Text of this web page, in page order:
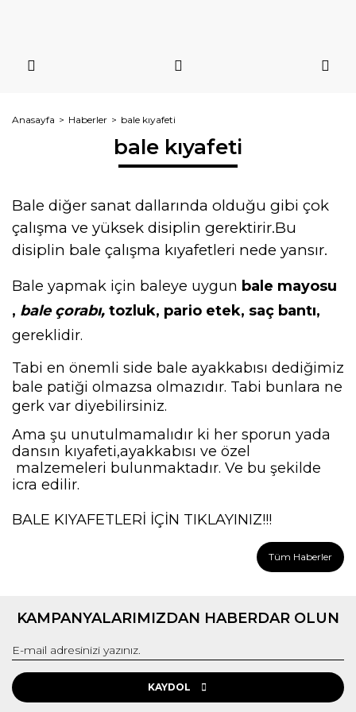
Anasayfa Haberler bale kıyafeti
bale kıyafeti
Bale diğer sanat dallarında olduğu gibi çok
çalışma ve yüksek disiplin gerektirir.Bu
disiplin bale çalışma kıyafetleri nede yansır.
Bale yapmak için baleye uygun bale mayosu
, bale çorabı, tozluk, pario etek, saç bantı,
gereklidir.
Tabi en önemli side bale ayakkabısı dediğimiz
bale patiği olmazsa olmazıdır. Tabi bunlara ne
gerk var diyebilirsiniz.
Ama şu unutulmamalıdır ki her sporun yada
dansın kıyafeti,ayakkabısı ve özel
malzemeleri bulunmaktadır. Ve bu şekilde
icra edilir.
BALE KIYAFETLERİ İÇİN TIKLAYINIZ!!!
Tüm Haberler
KAMPANYALARIMIZDAN HABERDAR OLUN
KAYDOL